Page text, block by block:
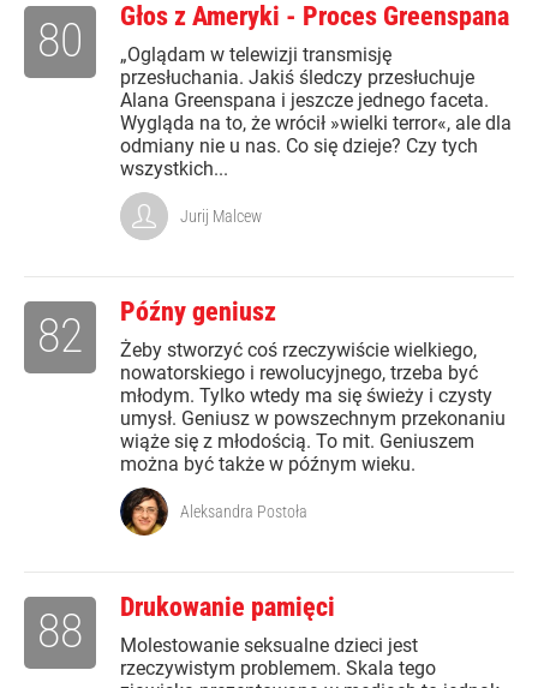
Głos z Ameryki - Proces Greenspana
„Oglądam w telewizji transmisję
przesłuchania. Jakiś śledczy przesłuchuje
Alana Greenspana i jeszcze jednego faceta.
Wygląda na to, że wrócił »wielki terror«, ale dla
odmiany nie u nas. Co się dzieje? Czy tych
wszystkich...
80
Jurij Malcew
Późny geniusz
Żeby stworzyć coś rzeczywiście wielkiego,
nowatorskiego i rewolucyjnego, trzeba być
młodym. Tylko wtedy ma się świeży i czysty
umysł. Geniusz w powszechnym przekonaniu
wiąże się z młodością. To mit. Geniuszem
można być także w późnym wieku.
82
Aleksandra Postoła
Drukowanie pamięci
Molestowanie seksualne dzieci jest
rzeczywistym problemem. Skala tego
88